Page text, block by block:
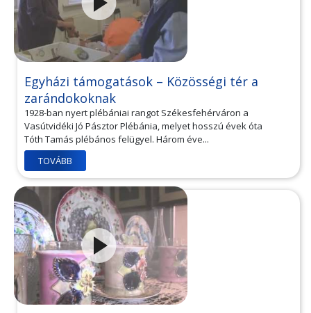
Egyházi támogatások – Közösségi tér a
zarándokoknak
1928-ban nyert plébániai rangot Székesfehérváron a
Vasútvidéki Jó Pásztor Plébánia, melyet hosszú évek óta
Tóth Tamás plébános felügyel. Három éve...
TOVÁBB